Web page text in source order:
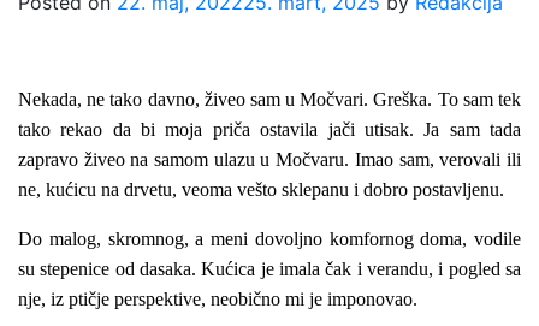
Nekada, ne tako davno, živeo sam u Močvari. Greška. To sam tek
tako rekao da bi moja priča ostavila jači utisak. Ja sam tada
zapravo živeo na samom ulazu u Močvaru. Imao sam, verovali ili
ne, kućicu na drvetu, veoma vešto sklepanu i dobro postavljenu.
Do malog, skromnog, a meni dovoljno komfornog doma, vodile
su stepenice od dasaka. Kućica je imala čak i verandu, i pogled sa
nje, iz ptičje perspektive, neobično mi je imponovao.